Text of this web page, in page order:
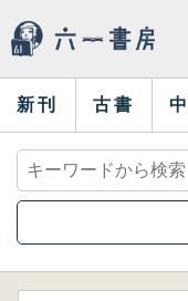
新刊 古書